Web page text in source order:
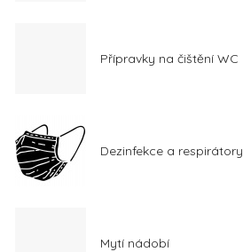
Přípravky na čištění WC
Dezinfekce a respirátory
Mytí nádobí